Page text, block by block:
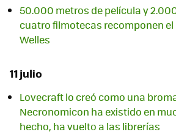
50.000 metros de película y
cuatro filmotecas recomponen el
Welles
11 julio
Lovecraft lo creó como una
Necronomicon ha existido en
hecho, ha vuelto a las librerías